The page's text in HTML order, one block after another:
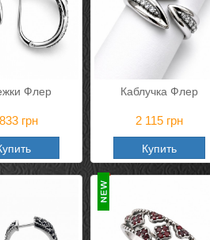
Флер
грн
Каблучка Флер
2 115 грн
Купить